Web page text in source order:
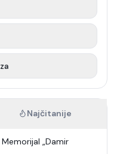
Najčitanije
„Damir